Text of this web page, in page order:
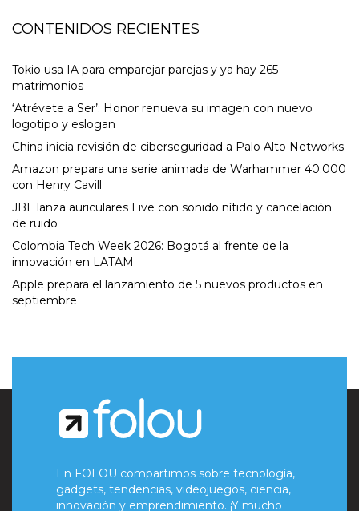
CONTENIDOS RECIENTES
Tokio usa IA para emparejar parejas y ya hay 265
matrimonios
‘Atrévete a Ser’: Honor renueva su imagen con nuevo
logotipo y eslogan
China inicia revisión de ciberseguridad a Palo Alto Networks
Amazon prepara una serie animada de Warhammer 40.000
con Henry Cavill
JBL lanza auriculares Live con sonido nítido y cancelación
de ruido
Colombia Tech Week 2026: Bogotá al frente de la
innovación en LATAM
Apple prepara el lanzamiento de 5 nuevos productos en
septiembre
En FOLOU compartimos sobre tecnología,
gadgets, tendencias, videojuegos, ciencia,
innovación y emprendimiento. ¡Y mucho